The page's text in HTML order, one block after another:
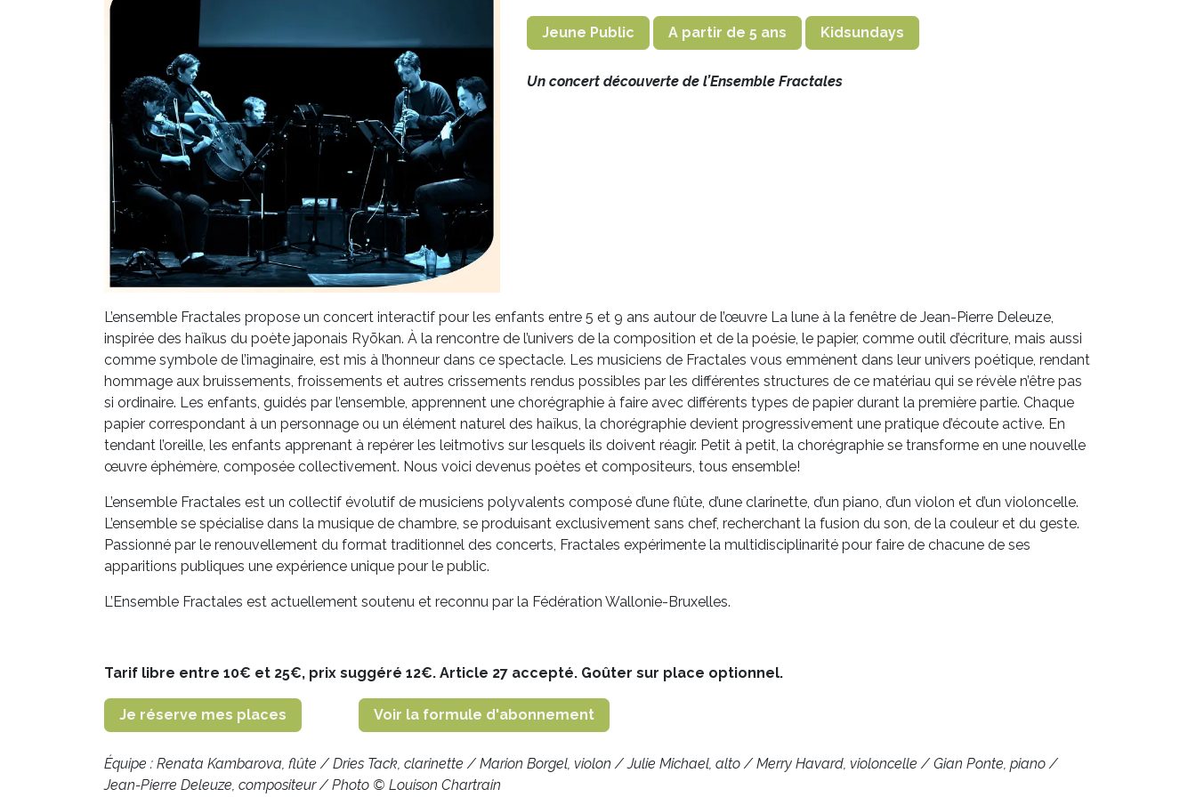
Jeune Public A partir de 5 ans Kidsundays
Un concert découverte de l’Ensemble Fractales
L’ensemble Fractales propose un concert interactif pour les enfants entre 5 et 9 ans autour de l’œuvre La lune à la fenêtre de Jean-Pierre Deleuze,
inspirée des haïkus du poète japonais Ryōkan. À la rencontre de l’univers de la composition et de la poésie, le papier, comme outil d’écriture, mais aussi
comme symbole de l’imaginaire, est mis à l’honneur dans ce spectacle. Les musiciens de Fractales vous emmènent dans leur univers poétique, rendant
hommage aux bruissements, froissements et autres crissements rendus possibles par les différentes structures de ce matériau qui se révèle n’être pas
si ordinaire. Les enfants, guidés par l’ensemble, apprennent une chorégraphie à faire avec différents types de papier durant la première partie. Chaque
papier correspondant à un personnage ou un élément naturel des haïkus, la chorégraphie devient progressivement une pratique d’écoute active. En
tendant l’oreille, les enfants apprenant à repérer les leitmotivs sur lesquels ils doivent réagir. Petit à petit, la chorégraphie se transforme en une nouvelle
œuvre éphémère, composée collectivement. Nous voici devenus poètes et compositeurs, tous ensemble!
L’ensemble Fractales est un collectif évolutif de musiciens polyvalents composé d’une flûte, d’une clarinette, d’un piano, d’un violon et d’un violoncelle.
L’ensemble se spécialise dans la musique de chambre, se produisant exclusivement sans chef, recherchant la fusion du son, de la couleur et du geste.
Passionné par le renouvellement du format traditionnel des concerts, Fractales expérimente la multidisciplinarité pour faire de chacune de ses
apparitions publiques une expérience unique pour le public.
L’Ensemble Fractales est actuellement soutenu et reconnu par la Fédération Wallonie-Bruxelles.
Tarif libre entre 10€ et 25€, prix suggéré 12€. Article 27 accepté. Goûter sur place optionnel.
Je réserve mes places Voir la formule d'abonnement
Équipe : Renata Kambarova, flûte / Dries Tack, clarinette / Marion Borgel, violon / Julie Michael, alto / Merry Havard, violoncelle / Gian Ponte, piano /
Jean-Pierre Deleuze, compositeur / Photo © Louison Chartrain